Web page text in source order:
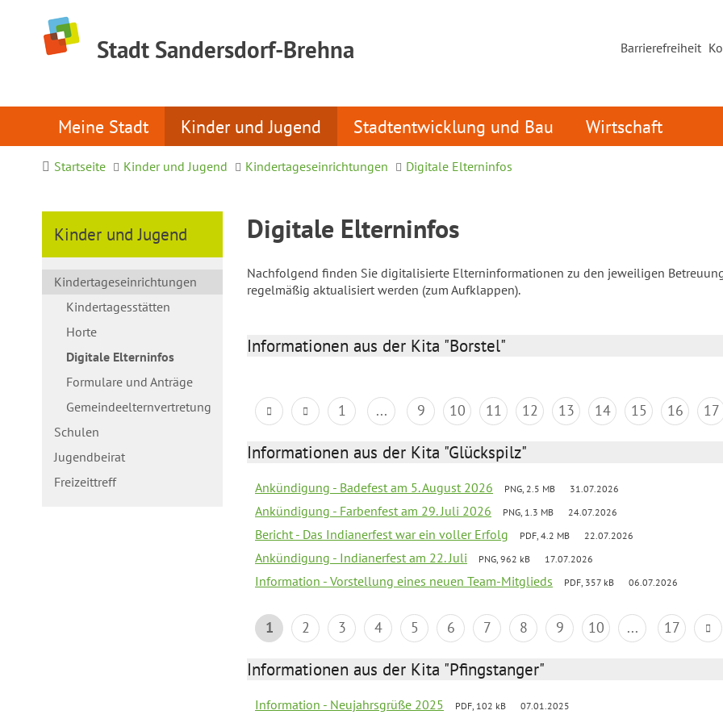
Stadt Sandersdorf-Brehna Barrierefreiheit
Meine Stadt Kinder und Jugend Stadtentwicklung und Bau Wirtschaft
Startseite Kinder und Jugend Kindertageseinrichtungen Digitale Elterninfos
Kinder und Jugend
Kindertageseinrichtungen
Kindertagesstätten
Horte
Digitale Elterninfos
Formulare und Anträge
Gemeindeelternvertretung
Schulen
Jugendbeirat
Freizeittreff
Digitale Elterninfos
Nachfolgend finden Sie digitalisierte Elterninformationen zu den jeweiligen
regelmäßig aktualisiert werden (zum Aufklappen).
Informationen aus der Kita "Borstel"
1 ... 9 10 11 12 13 14 15 16 17
Informationen aus der Kita "Glückspilz"
Ankündigung - Badefest am 5. August 2026 PNG, 2.5 MB 31.07.2026
Ankündigung - Farbenfest am 29. Juli 2026 PNG, 1.3 MB 24.07.2026
Bericht - Das Indianerfest war ein voller Erfolg PDF, 4.2 MB 22.07.2026
Ankündigung - Indianerfest am 22. Juli PNG, 962 kB 17.07.2026
Information - Vorstellung eines neuen Team-Mitglieds PDF, 357 kB 06.07.2026
1 2 3 4 5 6 7 8 9 10 ... 17
Informationen aus der Kita "Pfingstanger"
Information - Neujahrsgrüße 2025 PDF, 102 kB 07.01.2025